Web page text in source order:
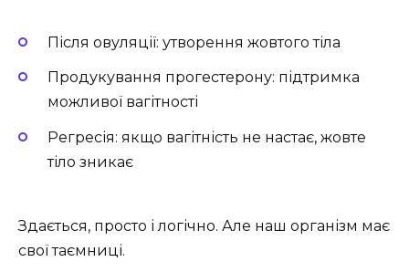
Після овуляції: утворення жовтого тіла
Продукування прогестерону: підтримка
можливої вагітності
Регресія: якщо вагітність не настає, жовте
тіло зникає
Здається, просто і логічно. Але наш організм має
свої таємниці.